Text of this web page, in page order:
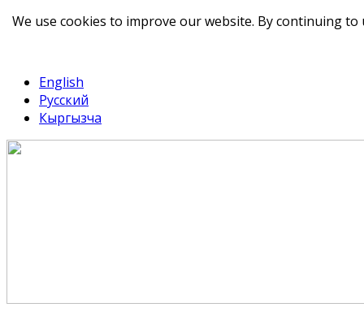
English
Русский
Кыргызча
We use cookies to improve our website. By continuing